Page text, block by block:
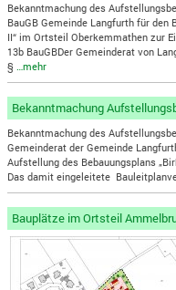
Bekanntmachung des
BauGB Gemeinde Langfurth für den
II“ im Ortsteil Oberkemmathen zur
13b BauGBDer Gemeinderat von
§…mehr
Bekanntmachung
Bekanntmachung des
Gemeinderat der Gemeinde
Aufstellung des Bebauungsplans
Das damit eingeleitete
Bauplätze im Ortsteil